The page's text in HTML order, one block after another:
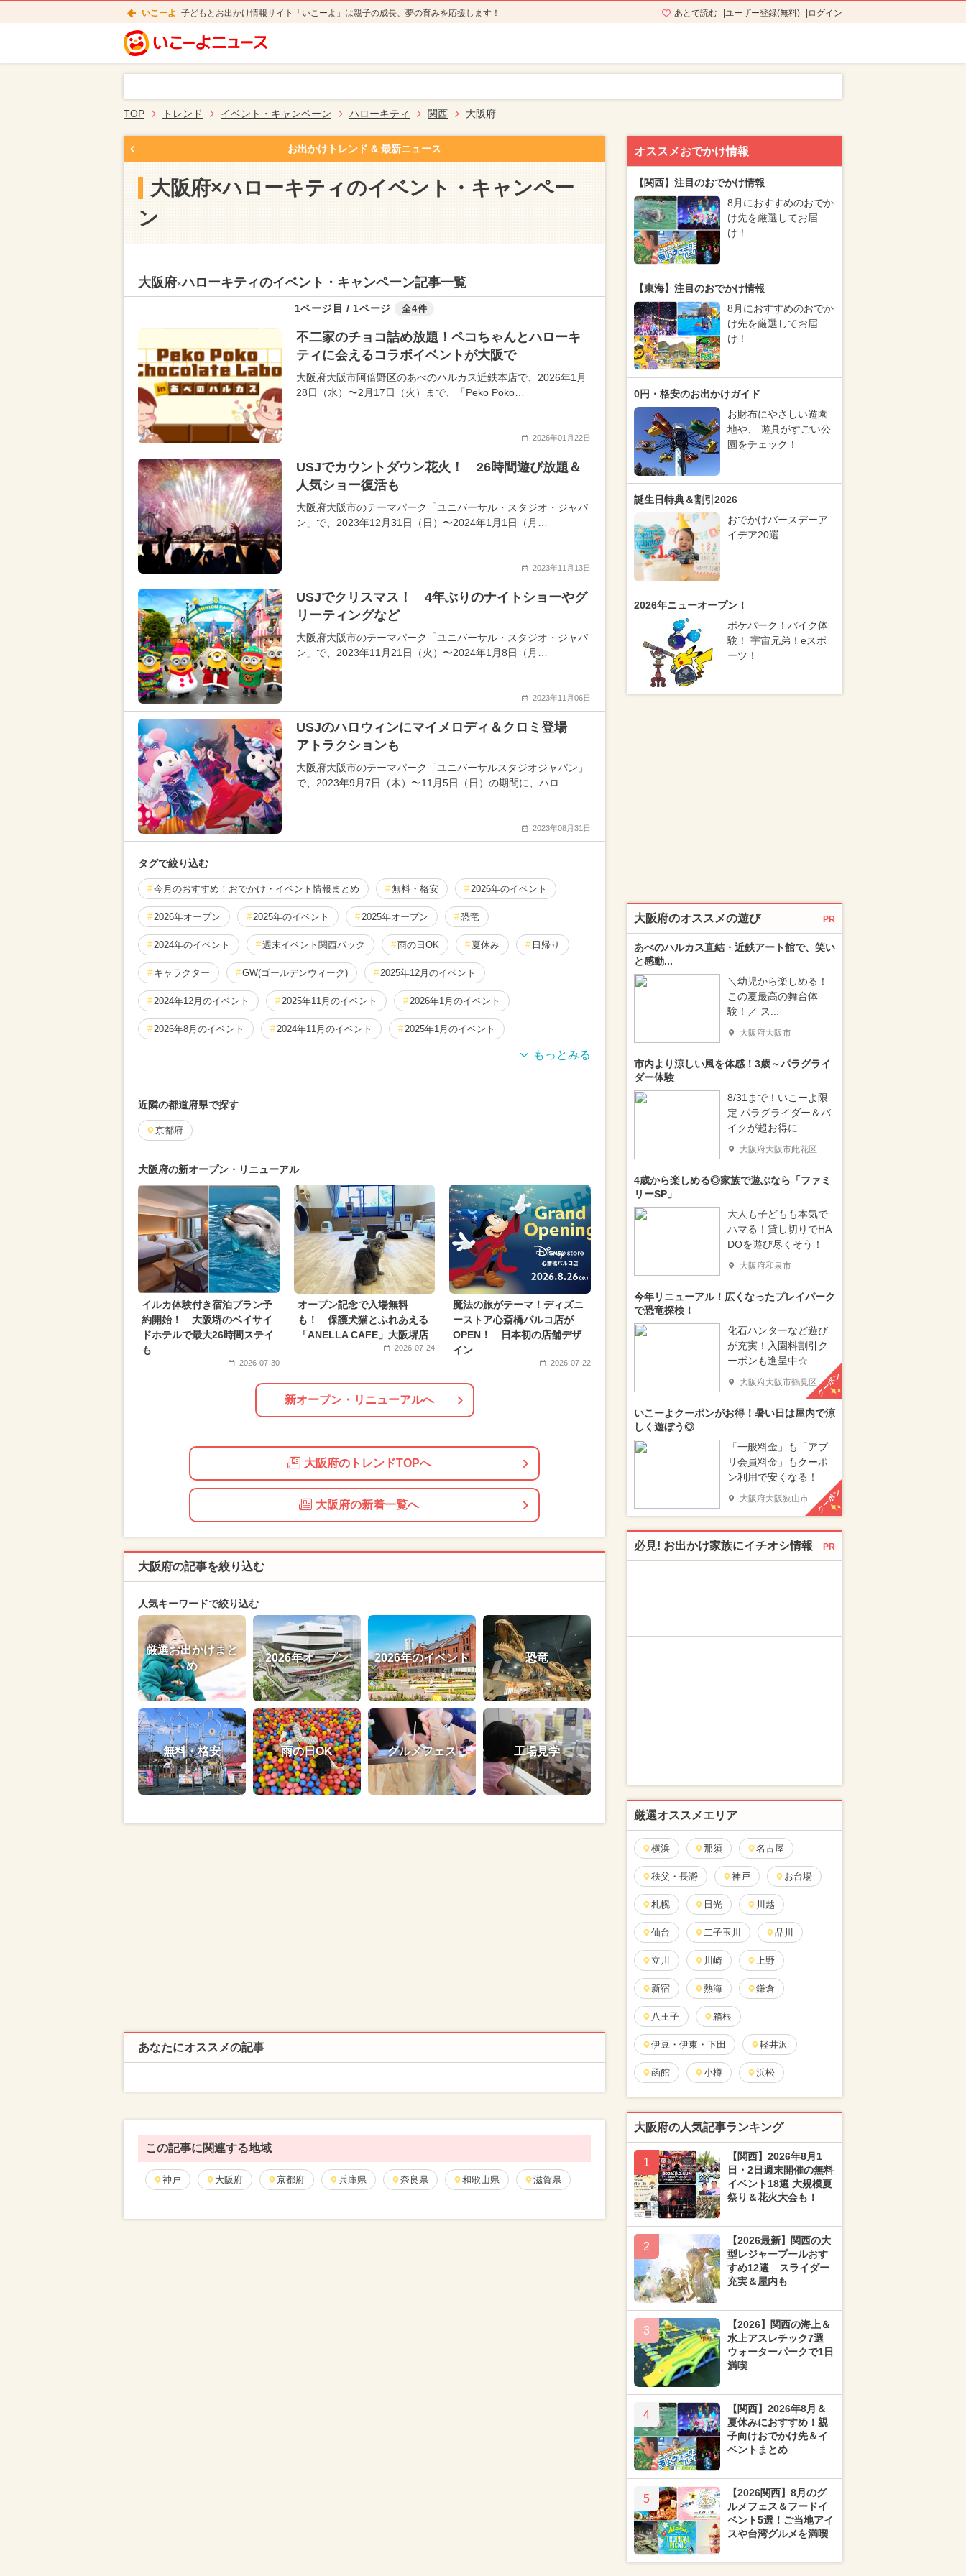
いこーよ 子どもとお出かけ情報サイト「いこーよ」は親子の成長、夢の育みを応援します！ あとで読む ユーザー登録(無料) ログイン
TOP トレンド イベント・キャンペーン ハローキティ 関西 大阪府
お出かけトレンド & 最新ニュース
大阪府×ハローキティのイベント・キャンペー
ン
大阪府×ハローキティのイベント・キャンペーン記事一覧
1ページ目 / 1ページ 全4件
不二家のチョコ詰め放題！ペコちゃんとハローキ
ティに会えるコラボイベントが大阪で
大阪府大阪市阿倍野区のあべのハルカス近鉄本店で、2026年1月
28日（水）〜2月17日（火）まで、「Peko Poko…
2026年01月22日
USJでカウントダウン花火！ 26時間遊び放題＆
人気ショー復活も
大阪府大阪市のテーマパーク「ユニバーサル・スタジオ・ジャパ
ン」で、2023年12月31日（日）〜2024年1月1日（月…
2023年11月13日
USJでクリスマス！ 4年ぶりのナイトショーやグ
リーティングなど
大阪府大阪市のテーマパーク「ユニバーサル・スタジオ・ジャパ
ン」で、2023年11月21日（火）〜2024年1月8日（月…
2023年11月06日
USJのハロウィンにマイメロディ＆クロミ登場
アトラクションも
大阪府大阪市のテーマパーク「ユニバーサルスタジオジャパン」
で、2023年9月7日（木）〜11月5日（日）の期間に、ハロ…
2023年08月31日
タグで絞り込む
今月のおすすめ！おでかけ・イベント情報まとめ 無料・格安 2026年のイベント
2026年オープン 2025年のイベント 2025年オープン 恐竜
2024年のイベント 週末イベント関西パック 雨の日OK 夏休み 日帰り
キャラクター GW(ゴールデンウィーク) 2025年12月のイベント
2024年12月のイベント 2025年11月のイベント 2026年1月のイベント
2026年8月のイベント 2024年11月のイベント 2025年1月のイベント
2026年7月のイベント
2024年5月のイベント
2025年2月のイベント 2025年10月のイベント 2024年8月のイベント
2025年7月のイベント イルミネーション 2025年9月のイベント
2024年10月のイベント 2024年2月のイベント 2024年9月のイベント
2025年5月のイベント 2025年4月のイベント 冬休み 2024年6月のイベント
2026年6月のイベント 夏休み（日帰り） ご当地グルメ・限定メニュー 春休み
近隣の都道府県で探す
京都府
大阪府の新オープン・リニューアル
イルカ体験付き宿泊プラン予
約開始！ 大阪堺のベイサイ
ドホテルで最大26時間ステイ
も
2026-07-30
オープン記念で入場無料
も！ 保護犬猫とふれあえる
「ANELLA CAFE」大阪堺店
2026-07-24
魔法の旅がテーマ！ディズニ
ーストア心斎橋パルコ店が
OPEN！ 日本初の店舗デザ
イン
2026-07-22
新オープン・リニューアルへ
大阪府のトレンドTOPへ
大阪府の新着一覧へ
大阪府の記事を絞り込む
人気キーワードで絞り込む
厳選お出かけまと
め
2026年オープン 2026年のイベント 恐竜
無料・格安 雨の日OK グルメフェス 工場見学
あなたにオススメの記事
この記事に関連する地域
神戸 大阪府 京都府 兵庫県 奈良県 和歌山県 滋賀県
オススメおでかけ情報
【関西】注目のおでかけ情報
8月におすすめのおでか
け先を厳選してお届
け！
【東海】注目のおでかけ情報
8月におすすめのおでか
け先を厳選してお届
け！
0円・格安のお出かけガイド
お財布にやさしい遊園
地や、 遊具がすごい公
園をチェック！
誕生日特典＆割引2026
おでかけバースデーア
イデア20選
2026年ニューオープン！
ポケパーク！バイク体
験！ 宇宙兄弟！eスポ
ーツ！
大阪府のオススメの遊び PR
あべのハルカス直結・近鉄アート館で、笑い
と感動...
＼幼児から楽しめる！
この夏最高の舞台体
験！／ ス...
大阪府大阪市
市内より涼しい風を体感！3歳～パラグライ
ダー体験
8/31まで！いこーよ限
定 パラグライダー＆バ
イクが超お得に
大阪府大阪市此花区
4歳から楽しめる◎家族で遊ぶなら「ファミ
リーSP」
大人も子どもも本気で
ハマる！貸し切りでHA
DOを遊び尽くそう！
大阪府和泉市
今年リニューアル！広くなったプレイパーク
で恐竜探検！
化石ハンターなど遊び
が充実！入園料割引ク
ーポンも進呈中☆
大阪府大阪市鶴見区クーポン
いこーよクーポンがお得！暑い日は屋内で涼
しく遊ぼう◎
「一般料金」も「アプ
リ会員料金」もクーポ
ン利用で安くなる！
大阪府大阪狭山市 クーポン
必見! お出かけ家族にイチオシ情報 PR
厳選オススメエリア
横浜 那須 名古屋
秩父・長瀞 神戸 お台場
札幌 日光 川越
仙台 二子玉川 品川
立川 川崎 上野
新宿 熱海 鎌倉
八王子 箱根
伊豆・伊東・下田 軽井沢
函館 小樽 浜松
大阪府の人気記事ランキング
1
【関西】2026年8月1
日・2日週末開催の無料
イベント18選 大規模夏
祭り＆花火大会も！
2
【2026最新】関西の大
型レジャープールおす
すめ12選 スライダー
充実＆屋内も
3
【2026】関西の海上＆
水上アスレチック7選
ウォーターパークで1日
満喫
4
【関西】2026年8月＆
夏休みにおすすめ！親
子向けおでかけ先＆イ
ベントまとめ
5
【2026関西】8月のグ
ルメフェス＆フードイ
ベント5選！ご当地アイ
スや台湾グルメを満喫